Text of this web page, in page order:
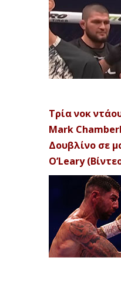
Τρία νοκ
Mark
Δουβλίνο σε
O’Leary